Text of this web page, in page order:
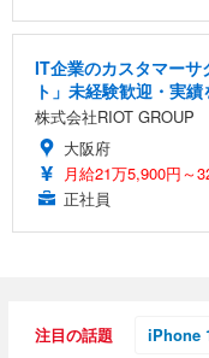
IT企業のカスタマー
ト」未経験歓迎・実
株式会社RIOT GROUP
大阪府
月給21万5,900円～
正社員
注目の話題 iPhone